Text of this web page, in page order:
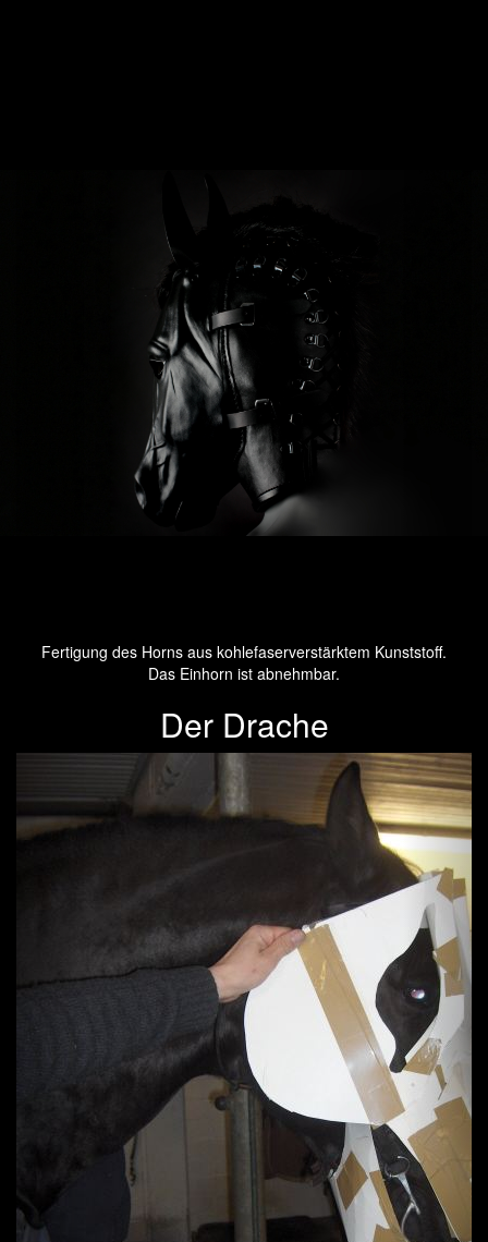
Fertigung des Horns aus kohlefaserverstärktem Kunststoff.
Das Einhorn ist abnehmbar.
Der Drache
Next